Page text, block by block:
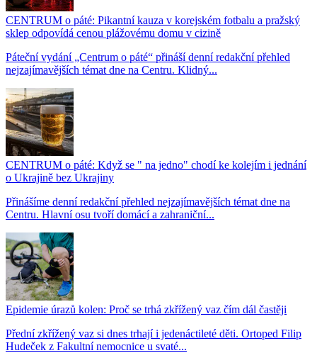
CENTRUM o páté: Pikantní kauza v korejském fotbalu a pražský
sklep odpovídá cenou plážovému domu v cizině
Páteční vydání „Centrum o páté“ přináší denní redakční přehled
nejzajímavějších témat dne na Centru. Klidný...
CENTRUM o páté: Když se " na jedno" chodí ke kolejím i jednání
o Ukrajině bez Ukrajiny
Přinášíme denní redakční přehled nejzajímavějších témat dne na
Centru. Hlavní osu tvoří domácí a zahraniční...
Epidemie úrazů kolen: Proč se trhá zkřížený vaz čím dál častěji
Přední zkřížený vaz si dnes trhají i jedenáctileté děti. Ortoped Filip
Hudeček z Fakultní nemocnice u svaté...